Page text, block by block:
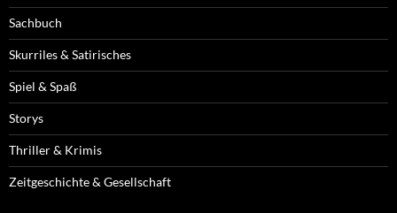
Sachbuch
Skurriles & Satirisches
Spiel & Spaß
Storys
Thriller & Krimis
Zeitgeschichte & Gesellschaft